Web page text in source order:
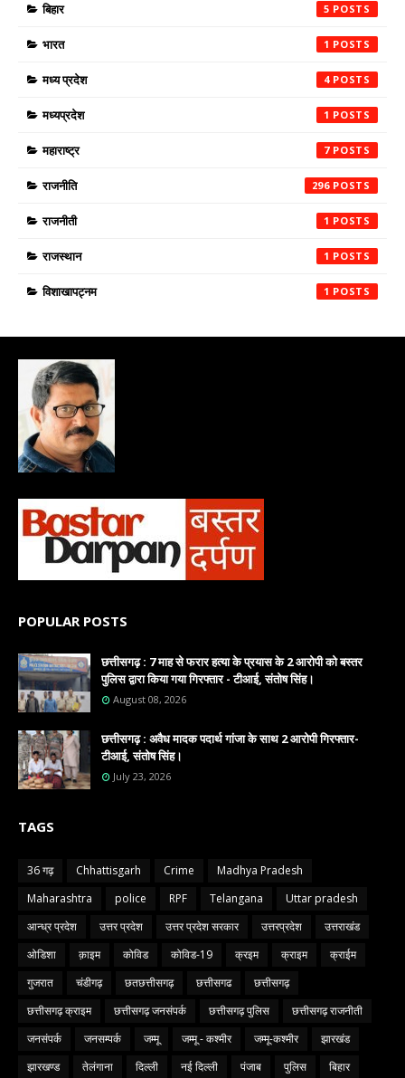
बिहार 5
भारत 1
मध्य प्रदेश 4
मध्यप्रदेश 1
महाराष्ट्र 7
राजनीति 296
राजनीती 1
राजस्थान 1
विशाखापट्नम 1
POPULAR POSTS
छत्तीसगढ़ : 7 माह से फरार हत्या के प्रयास के 2 आरोपी को बस्तर
पुलिस द्वारा किया गया गिरफ्तार - टीआई, संतोष सिंह।
August 08, 2026
छत्तीसगढ़ : अवैध मादक पदार्थ गांजा के साथ 2 आरोपी गिरफ्तार-
टीआई, संतोष सिंह।
July 23, 2026
TAGS
36 गढ़ Chhattisgarh Crime
Madhya Pradesh
Maharashtra
police RPF Telangana
Uttar pradesh
आन्ध्र प्रदेश
उत्तर प्रदेश उत्तर प्रदेश सरकार उत्तरप्रदेश
उत्तराखंड
ओडिशा
क़ाइम कोविड कोविड-19 क्रइम क्राइम
क्राईम
गुजरात
चंडीगढ़ छतछत्तीसगढ़ छत्तीसगढ
छत्तीसगढ़
छत्तीसगढ़ क्राइम
छत्तीसगढ़ जनसंपर्क छत्तीसगढ़ पुलिस
छत्तीसगढ़ राजनीती
जनसंपर्क
जनसम्पर्क जम्मू जम्मू - कश्मीर जम्मू-कश्मीर
झारखंड
झारखण्ड
तेलंगाना दिल्ली नई दिल्ली पंजाब पुलिस बिहार